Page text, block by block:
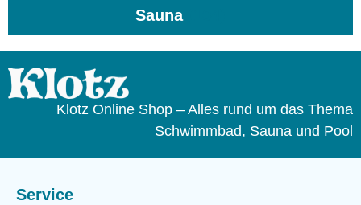
Sauna
Klotz Online Shop – Alles rund um das Thema
Schwimmbad, Sauna und Pool
Service